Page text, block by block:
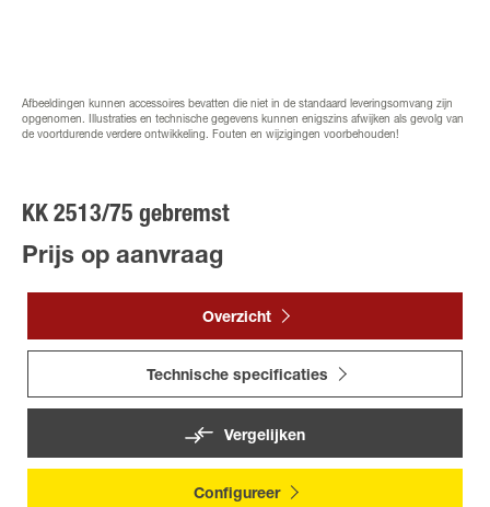
Afbeeldingen kunnen accessoires bevatten die niet in de standaard leveringsomvang zijn
opgenomen. Illustraties en technische gegevens kunnen enigszins afwijken als gevolg van
de voortdurende verdere ontwikkeling. Fouten en wijzigingen voorbehouden!
KK 2513/75 gebremst
Prijs op aanvraag
Overzicht
Technische specificaties
Vergelijken
Configureer